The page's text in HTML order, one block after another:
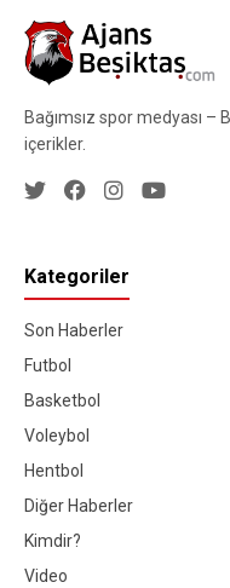
Bağımsız spor medyası
içerikler.
Kategoriler
Son Haberler
Futbol
Basketbol
Voleybol
Hentbol
Diğer Haberler
Kimdir?
Video